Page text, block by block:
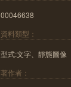
00046638
資料類型：
型式:文字、靜態圖像
著作者：